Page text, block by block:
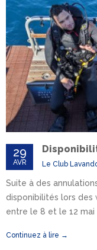
29
AVR Le Club
Suite à des
disponibilités lors des
entre le 8 et le 12 mai
Continuez à lire →